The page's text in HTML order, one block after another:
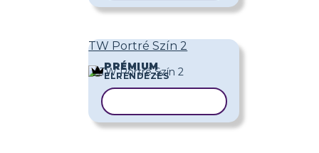
TW Portré Szín 2
PRÉMIUM
ELRENDEZÉS